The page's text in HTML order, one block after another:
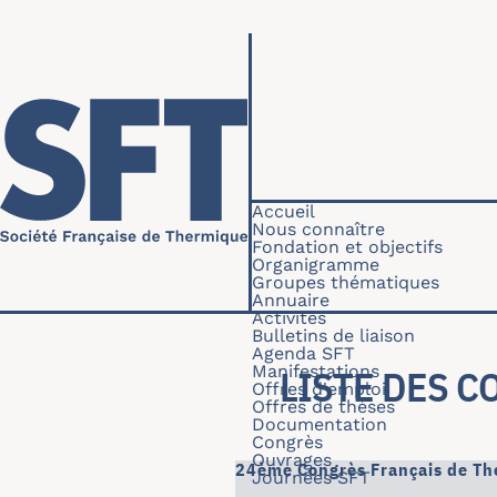
Navigation
Accueil
Nous connaître
Fondation et objectifs
Organigramme
Groupes thématiques
Annuaire
Activités
Bulletins de liaison
Agenda SFT
Manifestations
Offres d'emploi
Offres de thèses
Documentation
Congrès
Ouvrages
Journées SFT
LISTE DES
24ème Congrès Français de